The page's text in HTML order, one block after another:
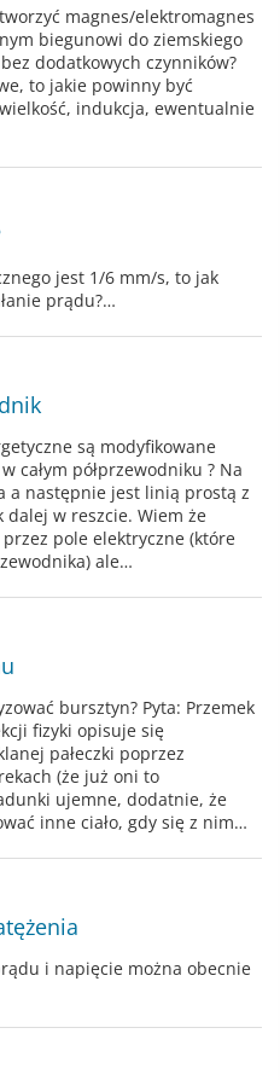
magnes/elektromagnes
biegunowi do ziemskiego
dodatkowych czynników?
to jakie powinny być
indukcja, ewentualnie
jest 1/6 mm/s, to jak
prądu?…
są modyfikowane
całym półprzewodniku ? Na
a następnie jest linią prostą z
dalej w reszcie. Wiem że
pole elektryczne (które
ale…
bursztyn? Pyta: Przemek
fizyki opisuje się
pałeczki poprzez
(że już oni to
ujemne, dodatnie, że
inne ciało, gdy się z nim…
i napięcie można obecnie